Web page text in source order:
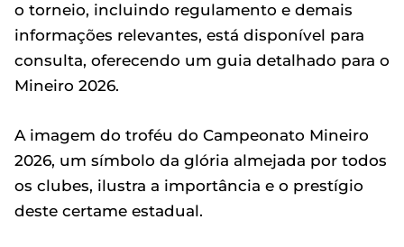
o torneio, incluindo regulamento e demais
informações relevantes, está disponível para
consulta, oferecendo um guia detalhado para o
Mineiro 2026.
A imagem do troféu do Campeonato Mineiro
2026, um símbolo da glória almejada por todos
os clubes, ilustra a importância e o prestígio
deste certame estadual.